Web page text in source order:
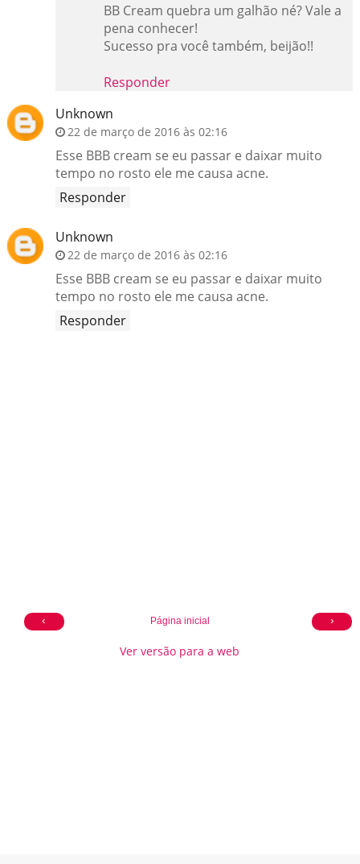
BB Cream quebra um galhão né? Vale a
pena conhecer!
Sucesso pra você também, beijão!!
Responder
Unknown
22 de março de 2016 às 02:16
Esse BBB cream se eu passar e daixar muito
tempo no rosto ele me causa acne.
Responder
Unknown
22 de março de 2016 às 02:16
Esse BBB cream se eu passar e daixar muito
tempo no rosto ele me causa acne.
Responder
‹ ›
Página inicial
Ver versão para a web